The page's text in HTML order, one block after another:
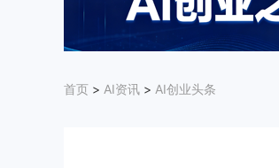
首页 > AI资讯 > AI创业头条